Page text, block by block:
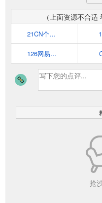
（上面资源不合适
21CN个人邮箱
126网易邮箱
抢